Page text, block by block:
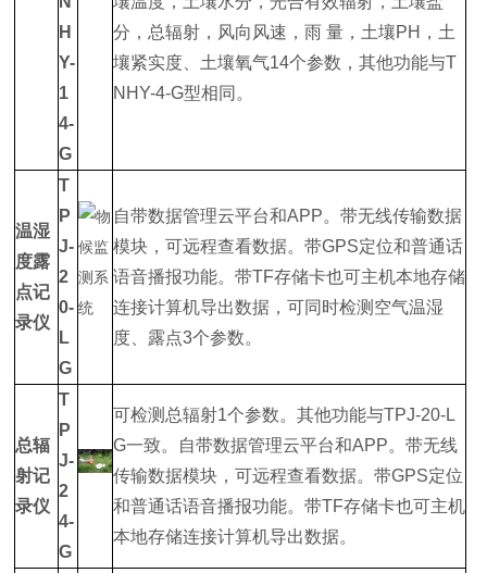
H
Y-
1
4-
G
分，总辐射，风向风速，雨 量，土壤PH，土
壤紧实度、土壤氧气14个参数，其他功能与T
NHY-4-G型相同。
温湿
度露
点记
录仪
T
P
J-
2
0-
L
G
自带数据管理云平台和APP。带无线传输数据
模块，可远程查看数据。带GPS定位和普通话
语音播报功能。带TF存储卡也可主机本地存储
连接计算机导出数据，可同时检测空气温湿
度、露点3个参数。
总辐
射记
录仪
T
P
J-
2
4-
G
可检测总辐射1个参数。其他功能与TPJ-20-L
G一致。自带数据管理云平台和APP。带无线
传输数据模块，可远程查看数据。带GPS定位
和普通话语音播报功能。带TF存储卡也可主机
本地存储连接计算机导出数据。